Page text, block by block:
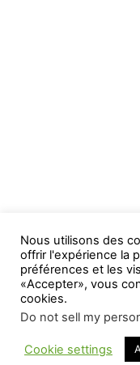
Nous utilisons des
offrir l'expérience la
préférences et les
«Accepter», vous
cookies.
Do not sell my
Cookie settings